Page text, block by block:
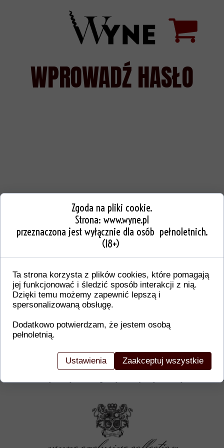
WPROWADŹ HASŁO
Dodatkowe informacje o produkcie
W tej sekcji warto umieścić istotne informacje,
gwarancji, zalecenia dotyczące montażu/
certyfikaty lub nagrody. Dzięki tym danym
Zgoda na pliki cookie.
Strona: www.wyne.pl
przeznaczona jest wyłącznie dla osób pełnoletnich.
(18+)
Ta strona korzysta z plików cookies, które pomagają
jej funkcjonować i śledzić sposób interakcji z nią.
Dzięki temu możemy zapewnić lepszą i
spersonalizowaną obsługę.
Dodatkowo potwierdzam, że jestem osobą
pełnoletnią.
Ustawienia Zaakceptuj wszystkie